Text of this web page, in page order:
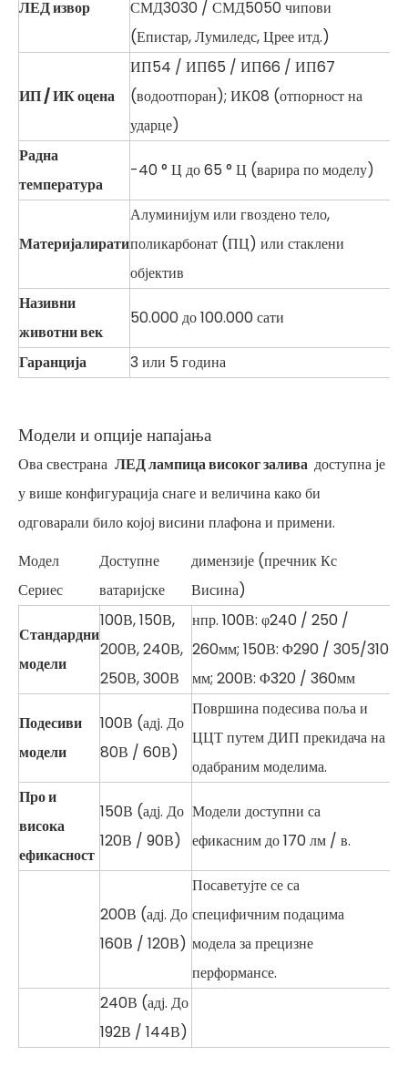
ЛЕД извор
СМД3030 / СМД5050 чипови
(Епистар, Лумиледс, Црее итд.)
ИП / ИК оцена
ИП54 / ИП65 / ИП66 / ИП67
(водоотпоран); ИК08 (отпорност на
ударце)
Радна
температура
-40 ° Ц до 65 ° Ц (варира по моделу)
Материјалирати
Алуминијум или гвоздено тело,
поликарбонат (ПЦ) или стаклени
објектив
Називни
животни век
50.000 до 100.000 сати
Гаранција 3 или 5 година
Модели и опције напајања
Ова свестрана ЛЕД лампица високог залива доступна је
у више конфигурација снаге и величина како би
одговарали било којој висини плафона и примени.
Модел
Сериес
Доступне
ватаријске
димензије (пречник Кс
Висина)
Стандардни
модели
100В, 150В,
200В, 240В,
250В, 300В
нпр. 100В: φ240 / 250 /
260мм; 150В: Φ290 / 305/310
мм; 200В: Φ320 / 360мм
Подесиви
модели
100В (адј. До
80В / 60В)
Површина подесива поља и
ЦЦТ путем ДИП прекидача на
одабраним моделима.
Про и
висока
ефикасност
150В (адј. До
120В / 90В)
Модели доступни са
ефикасним до 170 лм / в.
200В (адј. До
160В / 120В)
Посаветујте се са
специфичним подацима
модела за прецизне
перформансе.
240В (адј. До
192В / 144В)